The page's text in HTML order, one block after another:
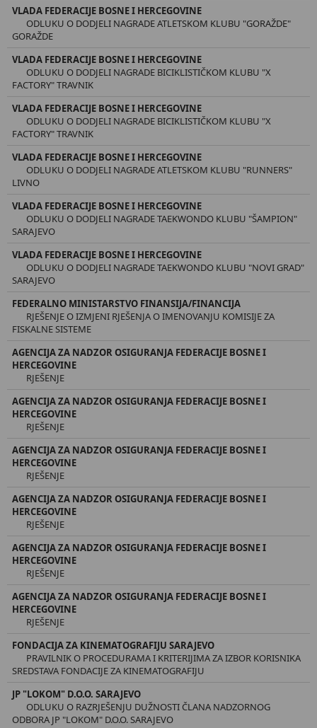
VLADA FEDERACIJE BOSNE I HERCEGOVINE
ODLUKU O DODJELI NAGRADE ATLETSKOM KLUBU "GORAŽDE"
GORAŽDE
VLADA FEDERACIJE BOSNE I HERCEGOVINE
ODLUKU O DODJELI NAGRADE BICIKLISTIČKOM KLUBU "X
FACTORY" TRAVNIK
VLADA FEDERACIJE BOSNE I HERCEGOVINE
ODLUKU O DODJELI NAGRADE BICIKLISTIČKOM KLUBU "X
FACTORY" TRAVNIK
VLADA FEDERACIJE BOSNE I HERCEGOVINE
ODLUKU O DODJELI NAGRADE ATLETSKOM KLUBU "RUNNERS"
LIVNO
VLADA FEDERACIJE BOSNE I HERCEGOVINE
ODLUKU O DODJELI NAGRADE TAEKWONDO KLUBU "ŠAMPION"
SARAJEVO
VLADA FEDERACIJE BOSNE I HERCEGOVINE
ODLUKU O DODJELI NAGRADE TAEKWONDO KLUBU "NOVI GRAD"
SARAJEVO
FEDERALNO MINISTARSTVO FINANSIJA/FINANCIJA
RJEŠENJE O IZMJENI RJEŠENJA O IMENOVANJU KOMISIJE ZA
FISKALNE SISTEME
AGENCIJA ZA NADZOR OSIGURANJA FEDERACIJE BOSNE I
HERCEGOVINE
RJEŠENJE
AGENCIJA ZA NADZOR OSIGURANJA FEDERACIJE BOSNE I
HERCEGOVINE
RJEŠENJE
AGENCIJA ZA NADZOR OSIGURANJA FEDERACIJE BOSNE I
HERCEGOVINE
RJEŠENJE
AGENCIJA ZA NADZOR OSIGURANJA FEDERACIJE BOSNE I
HERCEGOVINE
RJEŠENJE
AGENCIJA ZA NADZOR OSIGURANJA FEDERACIJE BOSNE I
HERCEGOVINE
RJEŠENJE
AGENCIJA ZA NADZOR OSIGURANJA FEDERACIJE BOSNE I
HERCEGOVINE
RJEŠENJE
FONDACIJA ZA KINEMATOGRAFIJU SARAJEVO
PRAVILNIK O PROCEDURAMA I KRITERIJIMA ZA IZBOR KORISNIKA
SREDSTAVA FONDACIJE ZA KINEMATOGRAFIJU
JP "LOKOM" D.O.O. SARAJEVO
ODLUKU O RAZRJEŠENJU DUŽNOSTI ČLANA NADZORNOG
ODBORA JP "LOKOM" D.O.O. SARAJEVO